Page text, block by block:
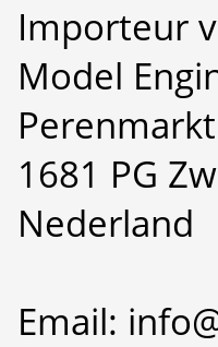
Importeur
Model
Perenmarkt
1681 PG
Nederland
Email: